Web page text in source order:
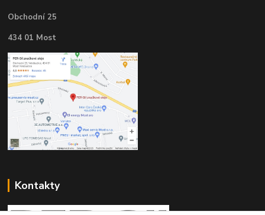
Obchodní 25
434 01 Most
Kontakty